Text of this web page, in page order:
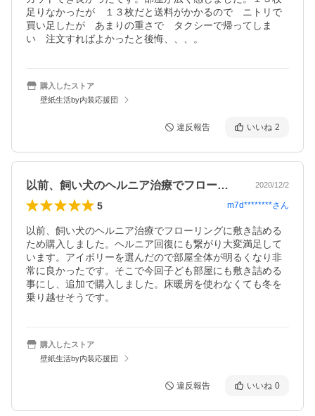
足りなかったが　１３枚だと送料がかかるので　ニトリで
買い足したが　あまりの重さで　タクシーで帰ってしま
い　注文すればよかったと後悔、、、。
購入したストア
壁紙生活by内装応援団
違反報告 いいね 2
以前、飼い犬のヘルニア治療でフローリン… 2020/12/2
5 m7d********さん
以前、飼い犬のヘルニア治療でフローリングに敷き詰める
ため購入しました。ヘルニア回復にも繋がり大変満足して
います。アイボリーを選んだので部屋全体が明るくなり非
常に良かったです。そこで今回子ども部屋にも敷き詰める
事にし、追加で購入しました。床暖房を使わなくても冬を
乗り越せそうです。
購入したストア
壁紙生活by内装応援団
違反報告 いいね 0